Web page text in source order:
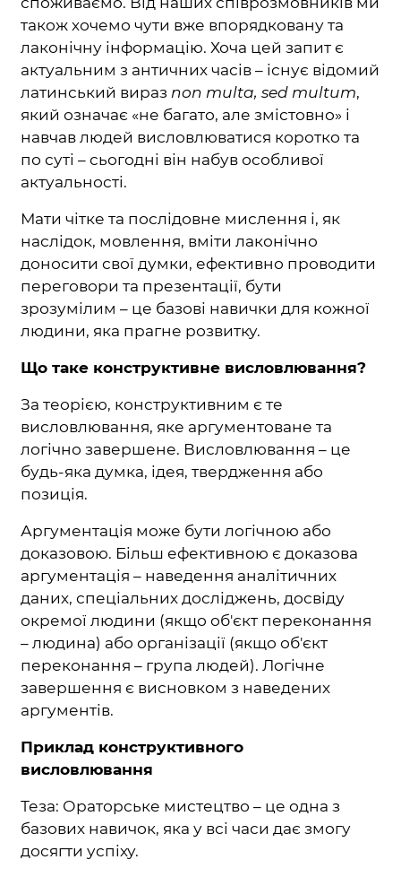
також хочемо чути вже впорядковану та
лаконічну інформацію. Хоча цей запит є
актуальним з античних часів – існує відомий
латинський вираз non multa, sed multum,
який означає «не багато, але змістовно» і
навчав людей висловлюватися коротко та
по суті – сьогодні він набув особливої
актуальності.
Мати чітке та послідовне мислення і, як
наслідок, мовлення, вміти лаконічно
доносити свої думки, ефективно проводити
переговори та презентації, бути
зрозумілим – це базові навички для кожної
людини, яка прагне розвитку.
Що таке конструктивне висловлювання?
За теорією, конструктивним є те
висловлювання, яке аргументоване та
логічно завершене. Висловлювання – це
будь-яка думка, ідея, твердження або
позиція.
Аргументація може бути логічною або
доказовою. Більш ефективною є доказова
аргументація – наведення аналітичних
даних, спеціальних досліджень, досвіду
окремої людини (якщо об'єкт переконання
– людина) або організації (якщо об'єкт
переконання – група людей). Логічне
завершення є висновком з наведених
аргументів.
Приклад конструктивного
висловлювання
Теза: Ораторське мистецтво – це одна з
базових навичок, яка у всі часи дає змогу
досягти успіху.